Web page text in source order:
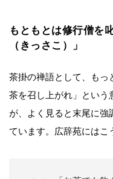
もともとは修行僧を
（きっさこ）」
茶掛の禅語として、もっ
茶を召し上がれ」という
が、よく見ると末尾に強
ています。広辞苑にはこ